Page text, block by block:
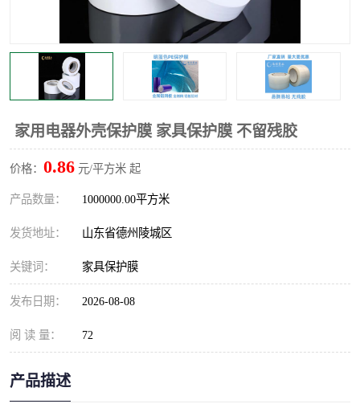
家用电器外壳保护膜 家具保护膜 不留残胶
价格： 0.86 元/平方米 起
产品数量： 1000000.00平方米
发货地址： 山东省德州陵城区
关键词： 家具保护膜
发布日期： 2026-08-08
阅 读 量： 72
产品描述
不绣钢板保护膜 两边上胶保护膜
窗缝阻风胶带 铝板保护膜
不锈钢板保护膜 一次性隔离膜